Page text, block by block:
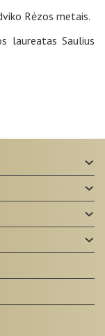
Rėzos metais.
laureatas Saulius